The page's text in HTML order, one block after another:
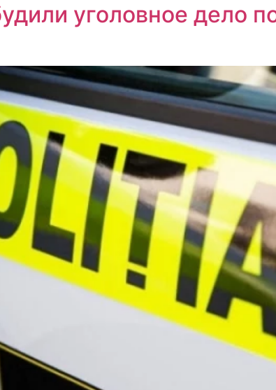
уголовное дело